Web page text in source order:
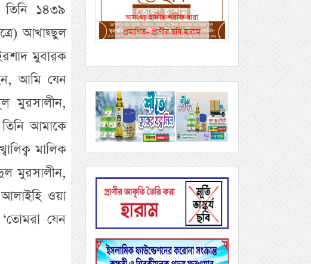
১৪৩৯
আখাছ্ছুল
মুবারক
আমি যেন
মুরসালীন,
তিনি আমাকে
মালিক
মুরসালীন,
আলাইহি ওয়া
যেন
অসংখ্য হাদীছ শরীফ দ্বারা
প্রমাণিত- প্রাণীর ছবি হারাম
একই রানওয়েতে সামরিক-
বেসামরিক ফ্লাইট!